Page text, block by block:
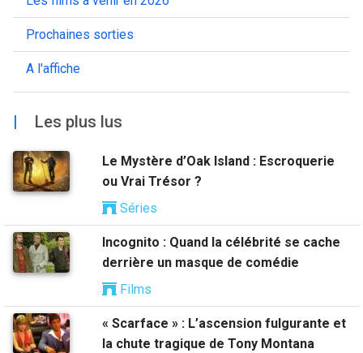
Prochaines sorties
A l'affiche
| Les plus lus
Le Mystère d’Oak Island : Escroquerie
ou Vrai Trésor ?
Séries
Incognito : Quand la célébrité se cache
derrière un masque de comédie
Films
« Scarface » : L’ascension fulgurante et
la chute tragique de Tony Montana